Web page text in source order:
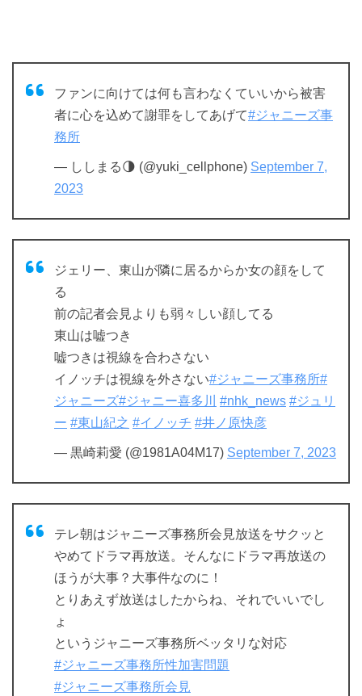
ファンに向けては何も言わなくていいから被害
者に心を込めて謝罪をしてあげて#ジャニーズ事
務所
— ししまる🌗 (@yuki_cellphone) September 7,
2023
ジェリー、東山が隣に居るからか女の顔をして
る
前の記者会見よりも弱々しい顔してる
東山は嘘つき
嘘つきは視線を合わさない
イノッチは視線を外さない#ジャニーズ事務所#
ジャニーズ#ジャニー喜多川 #nhk_news #ジュリ
ー #東山紀之 #イノッチ #井ノ原快彦
— 黒崎莉愛 (@1981A04M17) September 7, 2023
テレ朝はジャニーズ事務所会見放送をサクッと
やめてドラマ再放送。そんなにドラマ再放送の
ほうが大事？大事件なのに！
とりあえず放送はしたからね、それでいいでし
ょ
というジャニーズ事務所ベッタリな対応
#ジャニーズ事務所性加害問題
#ジャニーズ事務所会見